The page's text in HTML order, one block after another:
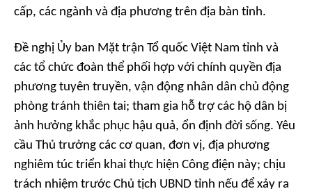
cấp, các ngành và địa phương trên địa bàn tỉnh.
Đề nghị Ủy ban Mặt trận Tổ quốc Việt Nam tỉnh và
các tổ chức đoàn thể phối hợp với chính quyền địa
phương tuyên truyền, vận động nhân dân chủ động
phòng tránh thiên tai; tham gia hỗ trợ các hộ dân bị
ảnh hưởng khắc phục hậu quả, ổn định đời sống. Yêu
cầu Thủ trưởng các cơ quan, đơn vị, địa phương
nghiêm túc triển khai thực hiện Công điện này; chịu
trách nhiệm trước Chủ tịch UBND tỉnh nếu để xảy ra